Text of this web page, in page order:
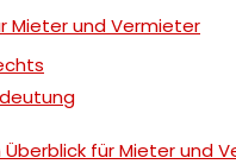
Mieter und Vermieter
für Mieter und